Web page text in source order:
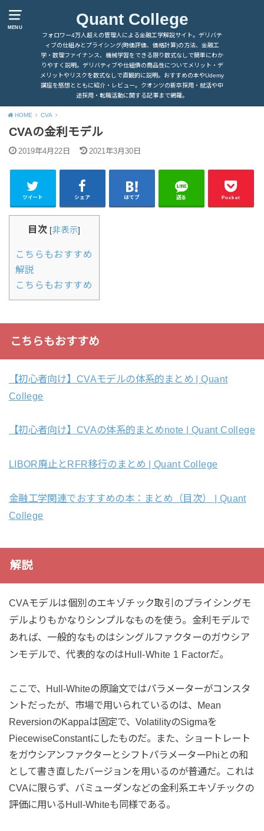
MENU Quant College
フォロワー4万人超えの管理人による金融工学解説サイト。デリバテ
ィブの仕組みとプライシング(時価評価、価格計算)の方法、金融工
学・数理ファイナンス、機械学習をできる限り数式なしで簡単にわか
りやすく説明。デリバティブや仕組債の商品性についてメリット・デ
メリットやリスクを数式なしで直観的に説明。おすすめの本やUdemy
講座を感想とともに紹介・レビュー。クオンツの新卒採用・就活や中
途採用・転職活動に関する記事まで網羅。
HOME CVA
CVAの金利モデル
2019年4月22日 2021年3月30日
ツイート シェア はてブ 送る Pocket
目次 [非表示]
こちらもおすすめ
解説
こちらもおすすめ
こちらもおすすめ
【初心者向け】CVAモデルの体系的まとめ | Quant
College
【初心者向け】CVAの体系的まとめnote | Quant College
LIBOR廃止とRFR移行のまとめ | Quant College
金融工学関連でおすすめの本：まとめ（目次） | Quant
College
解説
CVAモデルは個別のエキゾチック取引のプライシングモ
デルよりもかなりシンプルなものを使う。金利モデルで
あれば、一般的なものはシングルファクターのガウシア
ンモデルで、代表的なのはHull-White 1 Factorだ。
ここで、Hull-Whiteの原論文ではパラメーターがコンスタ
ントだったが、市場で用いられているのは、Mean
ReversionのKappaは固定で、VolatilityのSigmaを
PiecewiseConstantにしたものだ。また、ショートレート
をガウシアンファクターとシフトパラメーターPhiとの和
として書き直したバージョンを用いるのが普通だ。これは
CVAに限らず、バミューダンなどの金利系エキゾチックの
評価に用いるHull-Whiteも同様である。